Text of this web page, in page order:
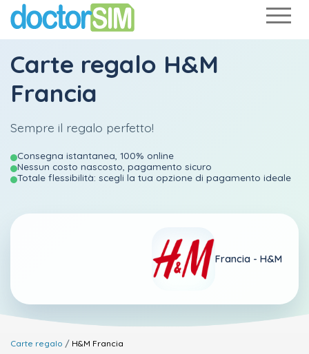
Carte regalo H&M
Francia
Sempre il regalo perfetto!
Consegna istantanea, 100% online
Nessun costo nascosto, pagamento sicuro
Totale flessibilità: scegli la tua opzione di pagamento ideale
Francia - H&M
Carte regalo H&M Francia